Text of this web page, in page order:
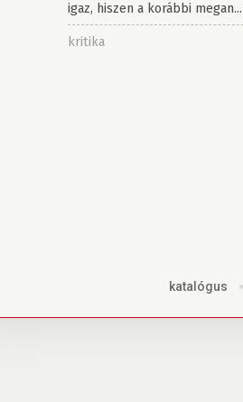
igaz, hiszen a korábbi megan...
kritika
katalógus ×